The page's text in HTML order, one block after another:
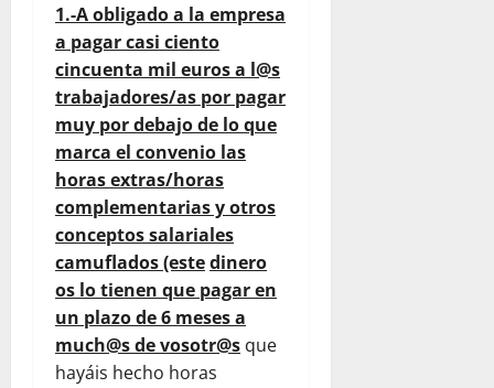
1.-A obligado a la empresa
a pagar casi ciento
cincuenta mil euros a l@s
trabajadores/as por pagar
muy por debajo de lo que
marca el convenio las
horas extras/horas
complementarias y otros
conceptos salariales
camuflados (estedinero
os lo tienen que pagar en
un plazo de 6 meses a
much@s de vosotr@s que
hayáis hecho horas